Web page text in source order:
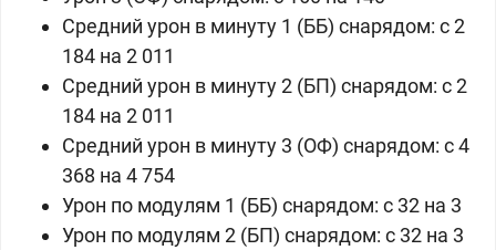
Средний урон в минуту 1 (ББ) снарядом: c 2
184 на 2 011
Средний урон в минуту 2 (БП) снарядом: c 2
184 на 2 011
Средний урон в минуту 3 (ОФ) снарядом: c 4
368 на 4 754
Урон по модулям 1 (ББ) снарядом: c 32 на 3
Урон по модулям 2 (БП) снарядом: c 32 на 3